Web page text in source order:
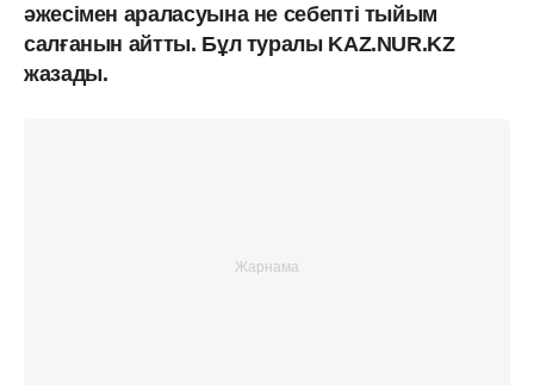
әжесімен араласуына не себепті тыйым
салғанын айтты. Бұл туралы KAZ.NUR.KZ
жазады.